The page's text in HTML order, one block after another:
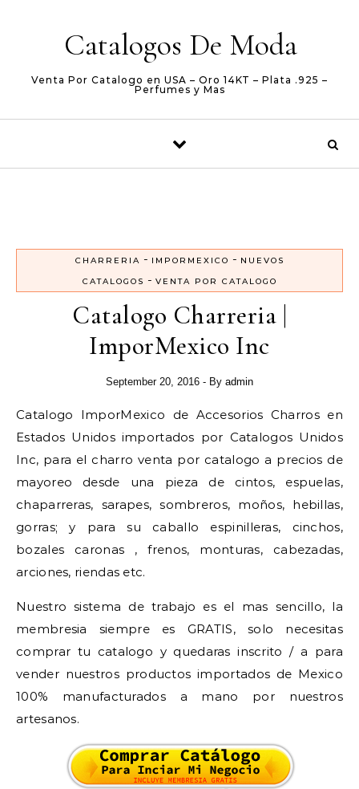
Catalogos De Moda
Venta Por Catalogo en USA – Oro 14KT – Plata .925 –
Perfumes y Mas
CHARRERIA - IMPORMEXICO - NUEVOS
CATALOGOS - VENTA POR CATALOGO
Catalogo Charreria |
ImporMexico Inc
September 20, 2016 - By admin
Catalogo ImporMexico de Accesorios Charros en
Estados Unidos importados por Catalogos Unidos
Inc, para el charro venta por catalogo a precios de
mayoreo desde una pieza de cintos, espuelas,
chaparreras, sarapes, sombreros, moños, hebillas,
gorras; y para su caballo espinilleras, cinchos,
bozales caronas , frenos, monturas, cabezadas,
arciones, riendas etc.
Nuestro sistema de trabajo es el mas sencillo, la
membresia siempre es GRATIS, solo necesitas
comprar tu catalogo y quedaras inscrito / a para
vender nuestros productos importados de Mexico
100% manufacturados a mano por nuestros
artesanos.